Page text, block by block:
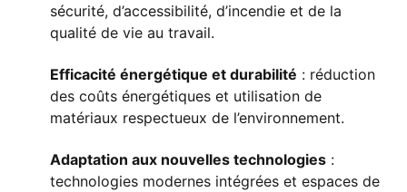
sécurité, d’accessibilité, d’incendie et de la
qualité de vie au travail.
Efficacité énergétique et durabilité : réduction
des coûts énergétiques et utilisation de
matériaux respectueux de l’environnement.
Adaptation aux nouvelles technologies :
technologies modernes intégrées et espaces de